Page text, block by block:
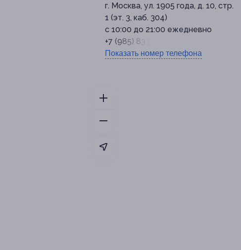
г. Москва, ул. 1905 года, д. 10, стр.
1 (эт. 3, каб. 304)
с 10:00 до 21:00 ежедневно
+7 (985) 833-92-27
Показать номер телефона